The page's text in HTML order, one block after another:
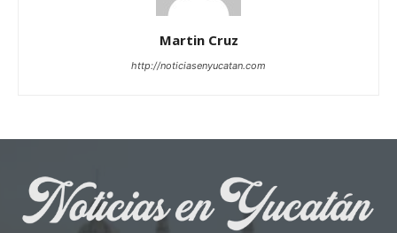
Martin Cruz
http://noticiasenyucatan.com